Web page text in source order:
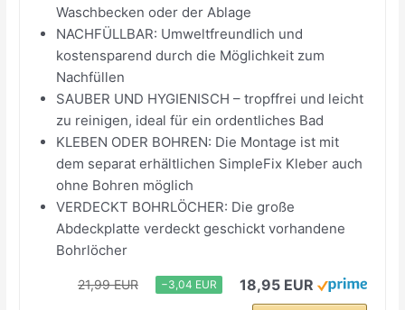
Waschbecken oder der Ablage
NACHFÜLLBAR: Umweltfreundlich und
kostensparend durch die Möglichkeit zum
Nachfüllen
SAUBER UND HYGIENISCH – tropffrei und leicht
zu reinigen, ideal für ein ordentliches Bad
KLEBEN ODER BOHREN: Die Montage ist mit
dem separat erhältlichen SimpleFix Kleber auch
ohne Bohren möglich
VERDECKT BOHRLÖCHER: Die große
Abdeckplatte verdeckt geschickt vorhandene
Bohrlöcher
21,99 EUR −3,04 EUR 18,95 EUR